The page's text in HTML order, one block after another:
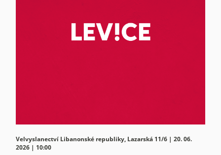
Velvyslanectví Libanonské republiky, Lazarská 11/6 | 20. 06.
2026 | 10:00